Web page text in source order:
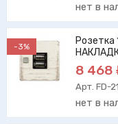
нет в
-3%
Розетка
8 468
Арт. FD-
нет в